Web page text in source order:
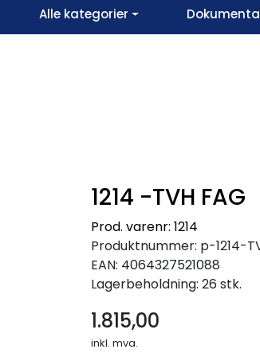
Alle kategorier
1214 -TVH FAG
Prod. varenr: 1214
Produktnummer: p-1214-
EAN: 4064327521088
Lagerbeholdning: 26 stk.
1.815,00
inkl. mva.